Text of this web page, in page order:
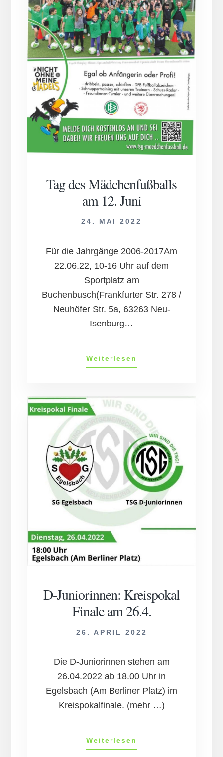
Tag des Mädchenfußballs
am 12. Juni
24. MAI 2022
Für die Jahrgänge 2006-2017Am
22.06.22, 10-16 Uhr auf dem
Sportplatz am
Buchenbusch(Frankfurter Str. 278 /
Neuhöfer Str. 5a, 63263 Neu-
Isenburg…
Weiterlesen
des
Juni
D-Jun­ior­inn­en: Kreis­po­kal
Finale am 26.4.
26. APRIL 2022
Die D-Juniorinnen stehen am
26.04.2022 ab 18.00 Uhr in
Egelsbach (Am Berliner Platz) im
Kreispokalfinale. (mehr …)
Weiterlesen
Jun­